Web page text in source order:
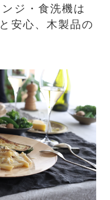
ジ・食洗機は
安心、木製品の